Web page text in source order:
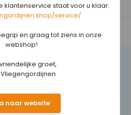
Vergelijk
of advies
klantenservice staat voor u klaar:
service/
en graag tot ziens in onze
webshop!
groet,
Vliegengordijnen
naar website